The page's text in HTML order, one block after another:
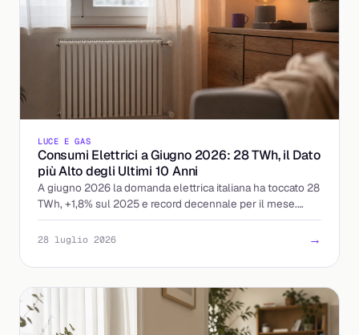
LUCE E GAS
Consumi Elettrici a Giugno 2026: 28 TWh, il Dato
più Alto degli Ultimi 10 Anni
A giugno 2026 la domanda elettrica italiana ha toccato 28
TWh, +1,8% sul 2025 e record decennale per il mese.
Cosa significa per prezzi e bollette.
28 luglio 2026 →